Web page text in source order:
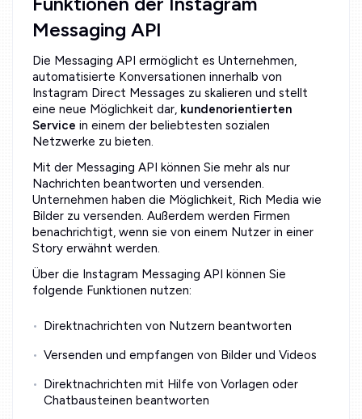
Messaging API
Die Messaging API ermöglicht es Unternehmen,
automatisierte Konversationen innerhalb von
Instagram Direct Messages zu skalieren und stellt
eine neue Möglichkeit dar, kundenorientierten
Service in einem der beliebtesten sozialen
Netzwerke zu bieten.
Mit der Messaging API können Sie mehr als nur
Nachrichten beantworten und versenden.
Unternehmen haben die Möglichkeit, Rich Media wie
Bilder zu versenden. Außerdem werden Firmen
benachrichtigt, wenn sie von einem Nutzer in einer
Story erwähnt werden.
Über die Instagram Messaging API können Sie
folgende Funktionen nutzen:
Direktnachrichten von Nutzern beantworten
Versenden und empfangen von Bilder und Videos
Direktnachrichten mit Hilfe von Vorlagen oder
Chatbausteinen beantworten